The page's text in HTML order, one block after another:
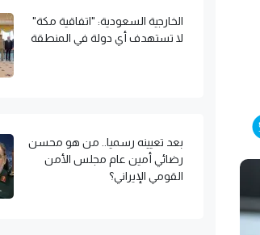
الخارجية السعودية: "اتفاقية مكة"
لا تستهدف أي دولة في المنطقة
بعد تعيينه رسميا.. من هو محسن
رضائي أمين عام مجلس الأمن
القومي الإيراني؟